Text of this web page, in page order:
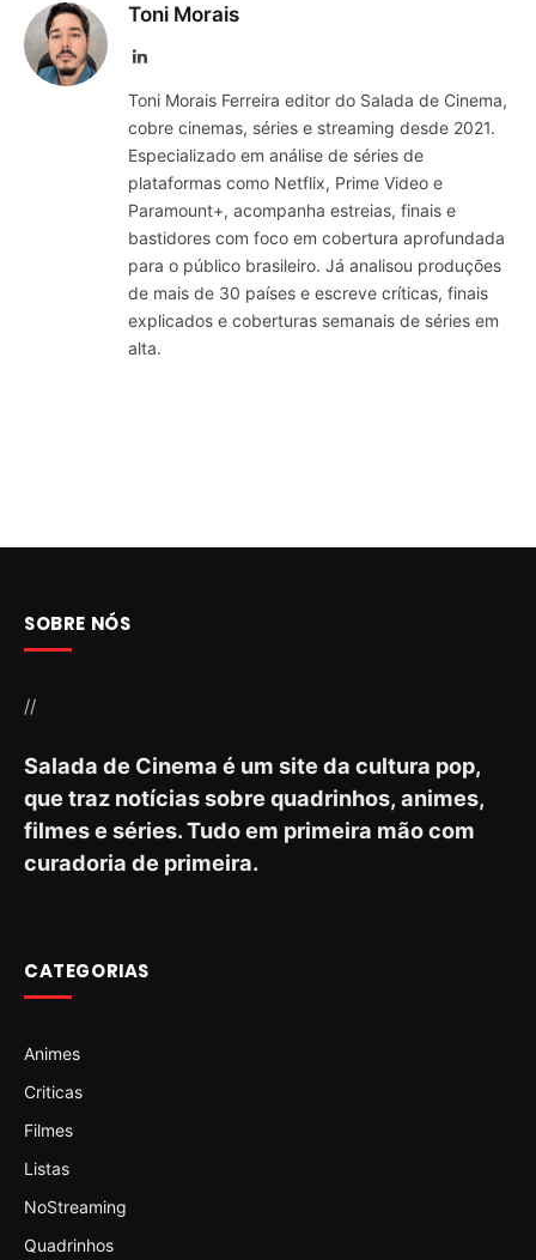
Toni Morais
LinkedIn
Toni Morais Ferreira editor do Salada de Cinema,
cobre cinemas, séries e streaming desde 2021.
Especializado em análise de séries de
plataformas como Netflix, Prime Video e
Paramount+, acompanha estreias, finais e
bastidores com foco em cobertura aprofundada
para o público brasileiro. Já analisou produções
de mais de 30 países e escreve críticas, finais
explicados e coberturas semanais de séries em
alta.
SOBRE NÓS
//
Salada de Cinema é um site da cultura pop,
que traz notícias sobre quadrinhos, animes,
filmes e séries. Tudo em primeira mão com
curadoria de primeira.
CATEGORIAS
Animes
Criticas
Filmes
Listas
NoStreaming
Quadrinhos